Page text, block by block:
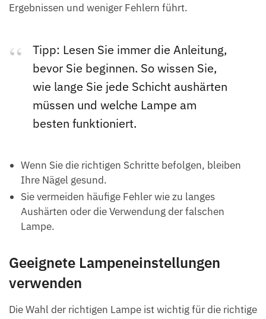
Ergebnissen und weniger Fehlern führt.
Tipp: Lesen Sie immer die Anleitung,
bevor Sie beginnen. So wissen Sie,
wie lange Sie jede Schicht aushärten
müssen und welche Lampe am
besten funktioniert.
Wenn Sie die richtigen Schritte befolgen, bleiben
Ihre Nägel gesund.
Sie vermeiden häufige Fehler wie zu langes
Aushärten oder die Verwendung der falschen
Lampe.
Geeignete Lampeneinstellungen
verwenden
Die Wahl der richtigen Lampe ist wichtig für die richtige